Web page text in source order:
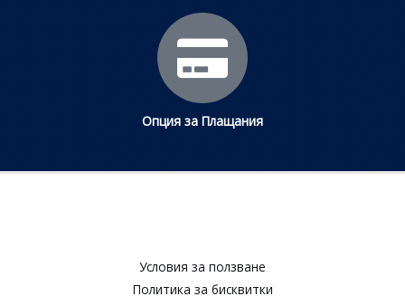
Опция за Плащания
Условия за ползване​
Политика за бисквитки​